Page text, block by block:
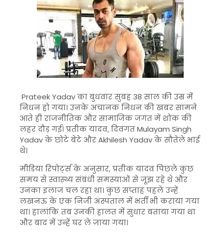
Prateek Yadavका बुधवार सुबह 38 साल की उम्र में
निधन हो गया। उनके अचानक निधन की खबर सामने
आते ही राजनीतिक और सामाजिक जगत में शोक की
लहर दौड़ गई। प्रतीक यादव, दिवंगतMulayam Singh
Yadavके छोटे बेटे औरAkhilesh Yadavके सौतेले भाई
थे।
मीडिया रिपोर्ट्स के अनुसार, प्रतीक यादव पिछले कुछ
समय से स्वास्थ्य संबंधी समस्याओं से जूझ रहे थे और
उनका इलाज चल रहा था। कुछ सप्ताह पहले उन्हें
लखनऊ के एक निजी अस्पताल में भर्ती भी कराया गया
था। हालांकि तब उनकी हालत में सुधार बताया गया था
और बाद में उन्हें घर ले जाया गया।